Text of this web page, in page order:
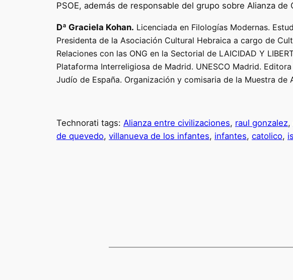
PSOE, además de responsable del grupo sobre Alianza
Dª Graciela Kohan. Licenciada en Filologías Modernas.
Presidenta de la Asociación Cultural Hebraica a cargo de
Relaciones con las ONG en la Sectorial de LAICIDAD Y
Plataforma Interreligiosa de Madrid. UNESCO Madrid.
Judío de España. Organización y comisaria de la Muestra
Technorati tags: Alianza entre civilizaciones, raul gonzalez,
de quevedo, villanueva de los infantes, infantes, catolico,